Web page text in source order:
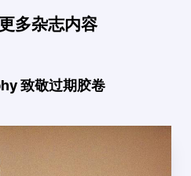
多杂志内容
致敬过期胶卷